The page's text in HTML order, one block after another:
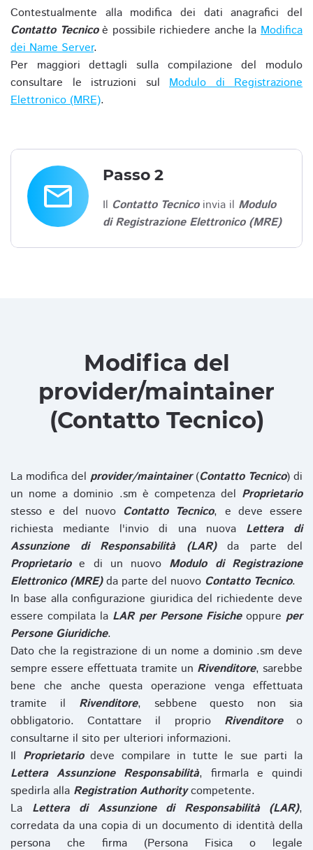
Contestualmente alla modifica dei dati anagrafici del
Contatto Tecnicoè possibile richiedere anche laModifica
dei Name Server.
Per maggiori dettagli sulla compilazione del modulo
consultare le istruzioni sul Modulo di Registrazione
Elettronico (MRE).
email
Passo 2
Il Contatto Tecnicoinvia il Modulo
di Registrazione Elettronico (MRE)
Modifica del
provider/maintainer
(Contatto Tecnico)
La modifica del provider/maintainer(Contatto Tecnico) di
un nome a dominio .sm è competenza del Proprietario
stesso e del nuovo Contatto Tecnico, e deve essere
richiesta mediante l'invio di una nuova Lettera di
Assunzione di Responsabilità (LAR)da parte del
Proprietarioe di un nuovo Modulo di Registrazione
Elettronico (MRE)da parte del nuovo Contatto Tecnico.
In base alla configurazione giuridica del richiedente deve
essere compilata la LAR per Persone Fisicheoppure per
Persone Giuridiche.
Dato che la registrazione di un nome a dominio .sm deve
sempre essere effettuata tramite un Rivenditore, sarebbe
bene che anche questa operazione venga effettuata
tramite il Rivenditore, sebbene questo non sia
obbligatorio. Contattare il proprio Rivenditoreo
consultarne il sito per ulteriori informazioni.
Il Proprietariodeve compilare in tutte le sue parti la
Lettera Assunzione Responsabilità, firmarla e quindi
spedirla alla Registration Authoritycompetente.
La Lettera di Assunzione di Responsabilità (LAR),
corredata da una copia di un documento di identità della
persona che firma (Persona Fisica o legale